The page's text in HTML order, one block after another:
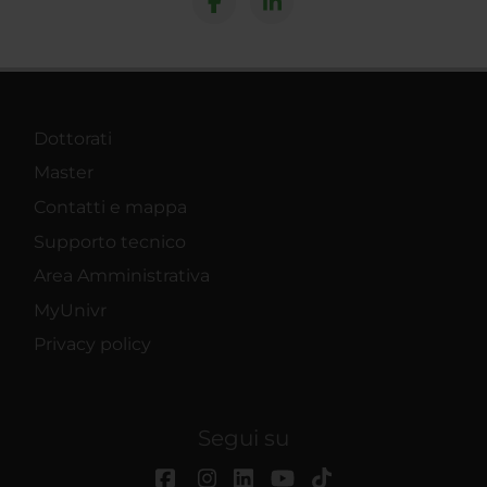
Dottorati
Master
Contatti e mappa
Supporto tecnico
Area Amministrativa
MyUnivr
Privacy policy
Segui su